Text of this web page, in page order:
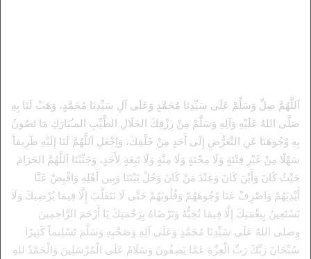
اَللَّهُمَّ صِلِّ وَسَلِّمْ عَلَى سَيِّدِنَا مُحَمَّدٍ وَعَلَى آلِ سَيِّدِنَا مُحَمَّدٍ، وَهَبْ لَنَا بِهِ
صَلَّى اللهُ عَلَيْهِ وَآلِهِ وَسَلَّمْ مِنْ رِزْقِكَ الحَلَالِ الطَّيِّبِ المـُبَارَكِ مَا تَصُونُ
بِهِ وُجُوهَنَا عَنِ التَّعَرُّضِ إِلَى أَحَدٍ مِنْ خَلْقِكَ، وَاِجْعَلِ اَللَّهُمَّ لَنَا إِلَيْهِ طَرِيقاً
سَهْلًا مِنْ غَيْرِ فِتْنَةٍ وَلَا مِحْنَةٍ وَلَا مِنَّةٍ وَلَا تَبِعَةٍ لِأَحَدٍ، وَجَنِّبْنَا اَللَّهُمَّ الحَرَامَ
حَيْثُ كَانَ وَأَيْنَ كَانَ وَعِنْدَ مَنْ كَانَ وَحُلْ بَيْنَنَا وَبِين أَهْلِهِ وَاقْبِضْ عَنَّا
أَيْدِيَهُمْ وَاصْرِفْ عَنَا وُجُوهَهُمْ وَقُلُوبَهُمْ حَتَّى لَا نَتَقَلَّبَ إِلَّا فِيمَا يُرْضِيكَ وَلَا
نَسْتَعِينُ بِنِعْمَتِكَ إِلَّا فِيمَا تُحِبُّهُ وَتَرْضَاهُ بِرَحْمَتِكَ يَا أَرْحَمَ الرَّاحِمِينَ
وِصلى اللهُ عَلَى سَيِّدِنَا مُحَمَّدٍ وَعَلَى آلِهِ وَصَحْبِهِ وَسَلَّمَ تَسْلِيماً كَثِيرًا
سُبْحَانَ رَبِّكَ رَبِّ الْعِزَّةِ عَمَّا يَصِفُونَ وَسَلَامٌ عَلَى الْمُرْسَلِينَ وَالْحَمْدُ للهِ